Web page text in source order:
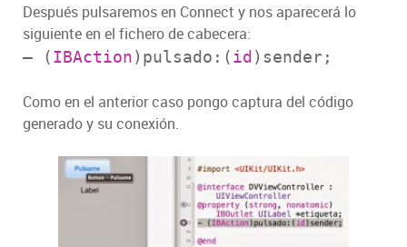
Después pulsaremos en Connect y nos aparecerá lo
siguiente en el fichero de cabecera:
– (IBAction)pulsado:(id )sender;
Como en el anterior caso pongo captura del código
generado y su conexión.